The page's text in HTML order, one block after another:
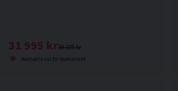
39 375 kr
31 995 kr
Kontakta oss för leveranstid